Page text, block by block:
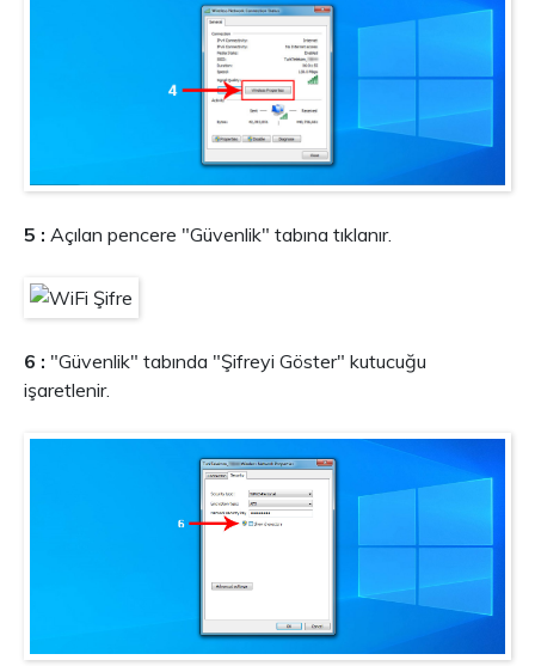
5 : Açılan pencere "Güvenlik" tabına tıklanır.
6 : "Güvenlik" tabında "Şifreyi Göster" kutucuğu
işaretlenir.